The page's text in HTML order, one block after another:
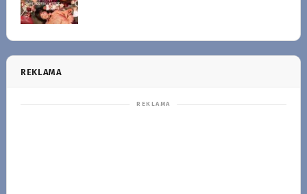
REKLAMA